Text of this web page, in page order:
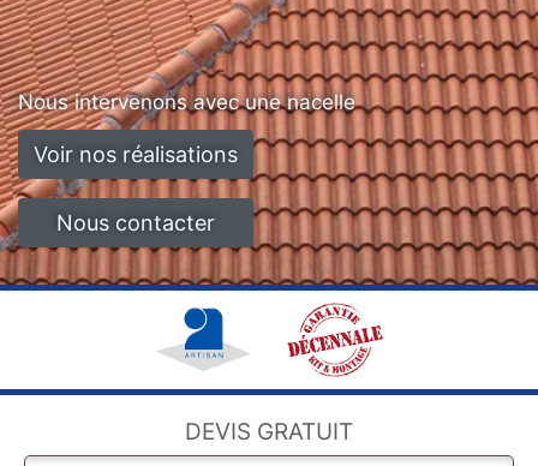
Nous intervenons avec une nacelle
Voir nos réalisations
Nous contacter
DEVIS GRATUIT